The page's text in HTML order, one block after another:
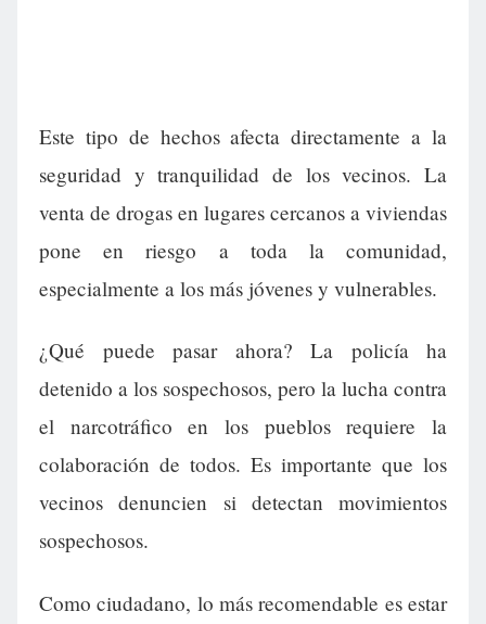
Este tipo de hechos afecta directamente a la
seguridad y tranquilidad de los vecinos. La
venta de drogas en lugares cercanos a viviendas
pone en riesgo a toda la comunidad,
especialmente a los más jóvenes y vulnerables.
¿Qué puede pasar ahora? La policía ha
detenido a los sospechosos, pero la lucha contra
el narcotráfico en los pueblos requiere la
colaboración de todos. Es importante que los
vecinos denuncien si detectan movimientos
sospechosos.
Como ciudadano, lo más recomendable es estar